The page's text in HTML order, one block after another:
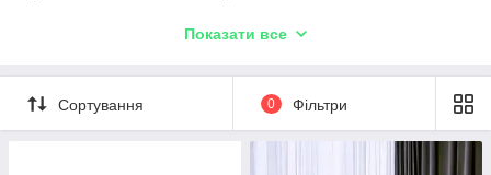
фільмів та спокійних хвилин затишку.
релаксу — вдома, у вітальні чи під час вечірнього кіно та
перетворюють відпочинок на задоволення.
Ідеальний вибір для тих, хто цінує затишок та комфорт
Показати все
Сортування 0 Фільтри